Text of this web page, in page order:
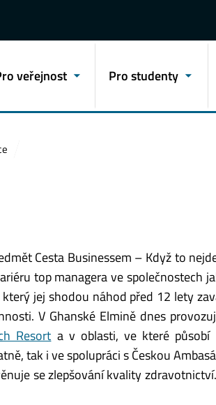
veřejnost Pro studenty
Cesta Businessem – Když to
top managera ve společnostech
jej shodou náhod před 12 lety
V Ghanské Elmině dnes
Resort a v oblasti, ve které
tak i ve spolupráci s Českou
se zlepšování kvality